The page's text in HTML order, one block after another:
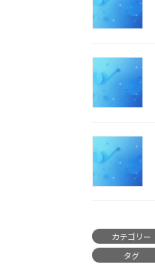
カテゴリー
タグ